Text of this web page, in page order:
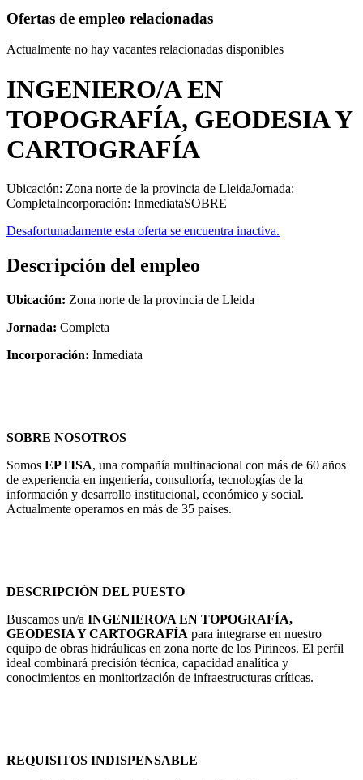
Ofertas de empleo relacionadas
Actualmente no hay vacantes relacionadas disponibles
INGENIERO/A EN
TOPOGRAFÍA, GEODESIA Y
CARTOGRAFÍA
Ubicación: Zona norte de la provincia de LleidaJornada:
CompletaIncorporación: InmediataSOBRE
Desafortunadamente esta oferta se encuentra inactiva.
Descripción del empleo
Ubicación: Zona norte de la provincia de Lleida
Jornada: Completa
Incorporación: Inmediata
SOBRE NOSOTROS
Somos EPTISA, una compañía multinacional con más de 60 años
de experiencia en ingeniería, consultoría, tecnologías de la
información y desarrollo institucional, económico y social.
Actualmente operamos en más de 35 países.
DESCRIPCIÓN DEL PUESTO
Buscamos un/a INGENIERO/A EN TOPOGRAFÍA,
GEODESIA Y CARTOGRAFÍA para integrarse en nuestro
equipo de obras hidráulicas en zona norte de los Pirineos. El perfil
ideal combinará precisión técnica, capacidad analítica y
conocimientos en monitorización de infraestructuras críticas.
REQUISITOS INDISPENSABLE